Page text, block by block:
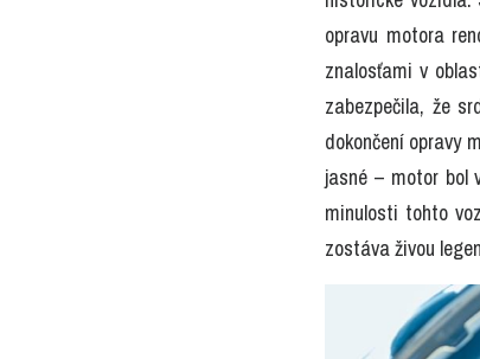
opravu motora
znalosťami v
zabezpečila, že
dokončení opravy
jasné – motor bol
minulosti tohto
zostáva živou